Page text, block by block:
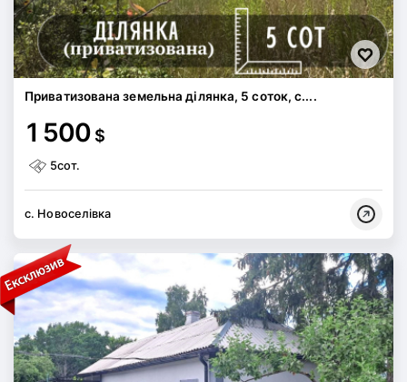
Приватизована земельна ділянка, 5 соток, с....
1 500 $
5сот.
с. Новоселівка